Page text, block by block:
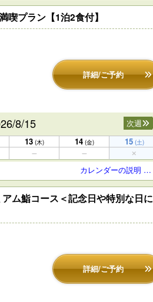
プラン【1泊2食付】
詳細/ご予約
8/15
次週
13 (木) 14 (金) 15 (土)
カレンダーの説明 …
ム鮨コース＜記念日や特別な日に
詳細/ご予約